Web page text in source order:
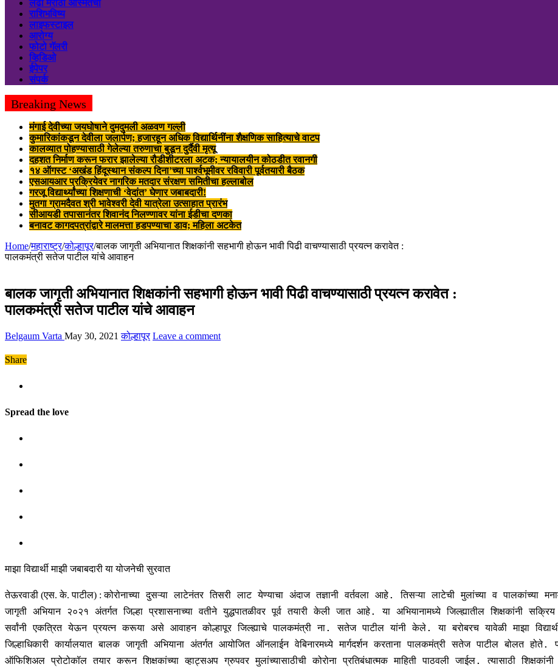
लढा मराठी अस्मितेचा
राशिभविष्य
लाइफस्टाइल
आरोग्य
फोटो गॅलरी
व्हिडिओ
ईपेपर
संपर्क
Breaking News
मंगाई देवीच्या जयघोषाने दुमदुमली अळवण गल्ली
कुमारिकांकडून देवीला जलार्पण; हजारहून अधिक विद्यार्थिनींना शैक्षणिक साहित्याचे वाटप
कालव्यात पोहण्यासाठी गेलेल्या तरुणाचा बुडून दुर्दैवी मृत्यू
दहशत निर्माण करून फरार झालेल्या रौडीशीटरला अटक; न्यायालयीन कोठडीत रवानगी
१४ ऑगस्ट ‘अखंड हिंदूस्थान संकल्प दिना’च्या पार्श्वभूमीवर रविवारी पूर्वतयारी बैठक
एसआयआर प्रक्रियेवर नागरिक मतदार संरक्षण समितीचा हल्लाबोल
गरजू विद्यार्थ्यांच्या शिक्षणाची ‘वेदांत’ घेणार जबाबदारी!
मुतगा ग्रामदैवत श्री भावेश्वरी देवी यात्रेला उत्साहात प्रारंभ
सीआयडी तपासानंतर शिवानंद निलण्णावर यांना ईडीचा दणका
बनावट कागदपत्रांद्वारे मालमत्ता हडपण्याचा डाव; महिला अटकेत
Home/महाराष्ट्र/कोल्हापूर/बालक जागृती अभियानात शिक्षकांनी सहभागी होऊन भावी पिढी वाचण्यासाठी प्रयत्न करावेत :
पालकमंत्री सतेज पाटील यांचे आवाहन
बालक जागृती अभियानात शिक्षकांनी सहभागी होऊन भावी पिढी वाचण्यासाठी प्रयत्न करावेत :
पालकमंत्री सतेज पाटील यांचे आवाहन
Belgaum Varta May 30, 2021 कोल्हापूर Leave a comment
Share
Spread the love
माझा विद्यार्थी माझी जबाबदारी या योजनेची सुरवात
तेऊरवाडी (एस. के. पाटील) :कोरोनाच्या दुसऱ्या लाटेनंतर तिसरी लाट येण्याचा अंदाज तज्ञानी वर्तवला आहे. तिसऱ्या लाटेची मुलांच्या व पालकांच्या
जागृती अभियान २०२१ अंतर्गत जिल्हा प्रशासनाच्या वतीने युद्धपातळीवर पूर्व तयारी केली जात आहे. या अभियानामध्ये जिल्ह्यातील शिक्षकांनी
सर्वांनी एकत्रित येऊन प्रयत्न करूया असे आवाहन कोल्हापूर जिल्ह्याचे पालकमंत्री ना. सतेज पाटील यांनी केले. या बरोबरच यावेळी माझा
जिल्हाधिकारी कार्यालयात बालक जागृती अभियाना अंतर्गत आयोजित ऑनलाईन वेबिनारमध्ये मार्गदर्शन करताना पालकमंत्री सतेज पाटील बोलत
ऑफिशिअल प्रोटोकॉल तयार करून शिक्षकांच्या व्हाट्सअप ग्रुपवर मुलांच्यासाठीची कोरोना प्रतिबंधात्मक माहिती पाठवली जाईल. त्यासाठी